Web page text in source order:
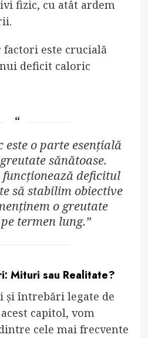
fizic, cu atât ardem
factori este crucială
deficit caloric
o parte esențială
sănătoase.
deficitul
să stabilim obiective
o greutate
termen lung.”
Mituri sau Realitate?
întrebări legate de
capitol, vom
cele mai frecvente